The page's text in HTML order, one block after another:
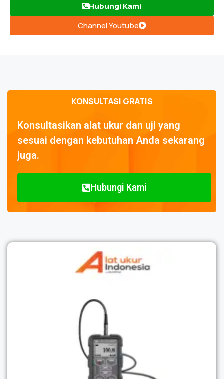
Hubungi Kami
Channel Youtube
KONSULTASI GRATIS
Konsultasikan alat ukur dan uji yang
sesuai dengan kebutuhan Anda sekarang
juga.
Hubungi Kami